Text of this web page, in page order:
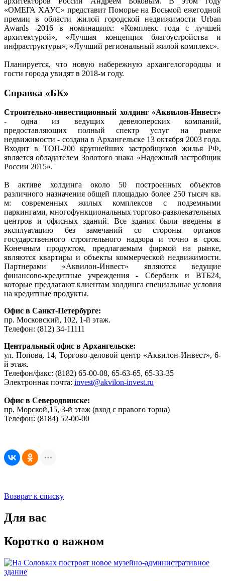
«ОМЕГА ХАУС» представит Поморье на Восьмой ежегодной
премии в области жилой городской недвижимости Urban
Awards -2016 в номинациях: «Комплекс года с лучшей
архитектурой», «Лучшая концепция благоустройства и
инфраструктуры», «Лучший региональный жилой комплекс».
Планируется, что новую набережную архангелогородцы и
гости города увидят в 2018-м году.
Справка «БК»
Строительно-инвестиционный холдинг «Аквилон-Инвест»
- одна из ведущих девелоперских компаний,
предоставляющих полный спектр услуг на рынке
недвижимости - создана в Архангельске 13 октября 2003 года.
Входит в ТОП-200 крупнейших застройщиков жилья РФ,
является обладателем Золотого знака «Надежный застройщик
России 2015».
В активе холдинга около 50 построенных объектов
различного назначения общей площадью более 250 тысяч кв.
м: современных жилых комплексов с подземными
паркингами, многофункциональных торгово-развлекательных
центров и офисных зданий. Все здания были введены в
эксплуатацию без замечаний со стороны органов
государственного строительного надзора и точно в срок.
Конечным продуктом, предлагаемым фирмой на рынке,
являются квартиры и объекты коммерческой недвижимости.
Партнерами «Аквилон-Инвест» являются ведущие
финансово-кредитные учреждения - Сбербанк и ВТБ24,
которые предлагают клиентам холдинга специальные условия
на кредитные продукты.
Офис в Санкт-Петербурге:
пр. Московский, 102, 1-й этаж.
Телефон: (812) 34-11111
Центральный офис в Архангельске:
ул. Попова, 14, Торгово-деловой центр «Аквилон-Инвест», 6-
й этаж.
Телефон/факс: (8182) 65-00-08, 65-63-65, 65-33-35
Электронная почта: invest@akvilon-invest.ru
Офис в Северодвинске:
пр. Морской,15, 3-й этаж (вход с правого торца)
Телефон: (8184) 52-00-00
Возврат к списку
Для вас
Коротко о важном